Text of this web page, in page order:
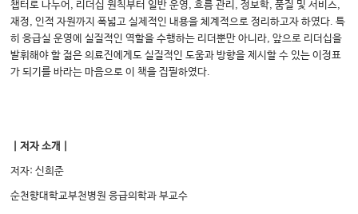
챕터로 나누어, 리더십 원칙부터 일반 운영, 흐름 관리, 정보학, 품질 및 서비스,
재정, 인적 자원까지 폭넓고 실제적인 내용을 체계적으로 정리하고자 하였다. 특
히 응급실 운영에 실질적인 역할을 수행하는 리더뿐만 아니라, 앞으로 리더십을
발휘해야 할 젊은 의료진에게도 실질적인 도움과 방향을 제시할 수 있는 이정표
가 되기를 바라는 마음으로 이 책을 집필하였다.
｜저자 소개｜
저자: 신희준
순천향대학교부천병원 응급의학과 부교수